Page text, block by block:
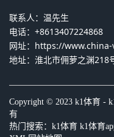
联系人：温先生
电话：+8613407224868
网址： https://
地址：淮北市佣萝之渊218
Copyright © 2023 k1体育 -
有
热门搜索： k1体育 k1体育